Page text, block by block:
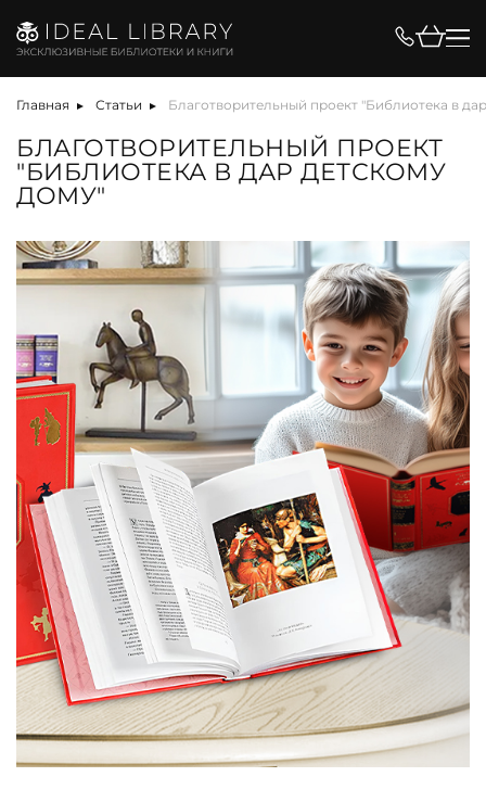
Главная Статьи Благотворительный проект "Библиотека в
БЛАГОТВОРИТЕЛЬНЫЙ ПРОЕКТ
"БИБЛИОТЕКА В ДАР ДЕТСКОМУ
ДОМУ"